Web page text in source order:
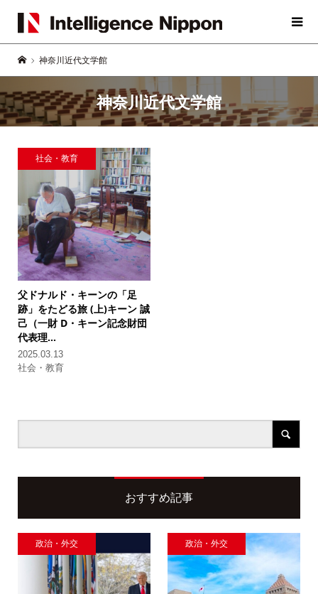
神奈川近代文学館
神奈川近代文学館
社会・教育
父ドナルド・キーンの「足
跡」をたどる旅 (上)キーン 誠
己（一財 D・キーン記念財団
代表理...
2025.03.13
社会・教育
おすすめ記事
政治・外交 政治・外交